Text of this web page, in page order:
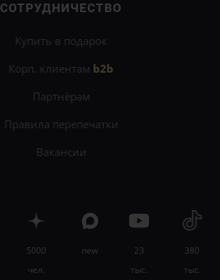
СОТРУДНИЧЕСТВО
Купить в подарок
Корп. клиентам b2b
Партнёрам
Правила перепечатки
Вакансии
5000
чел.
new
23
тыс.
380
тыс.